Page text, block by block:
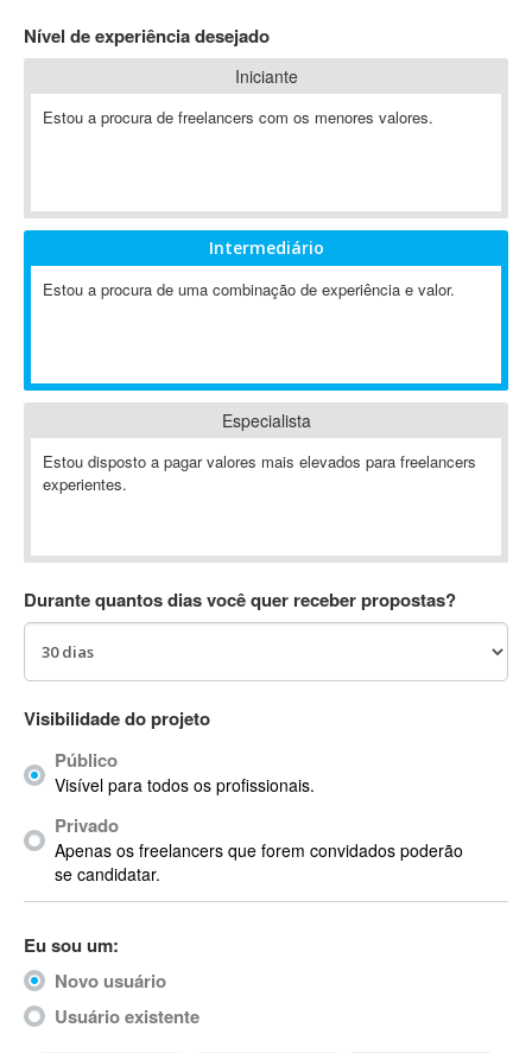
802.11
A-GPS
ABAP
Abaqus
ABBYY FineReader
Ableton
Ableton Push
Abstract
AC3
ACID Pro
ACPI
Acrobat
Acrobat X
Acronis
ACT
Actimize
ActionScript
ActionScript 3
Nível de experiência desejado
Iniciante
Estou a procura de freelancers com os menores valores.
Intermediário
Estou a procura de uma combinação de experiência e valor.
Especialista
Estou disposto a pagar valores mais elevados para freelancers
experientes.
Durante quantos dias você quer receber propostas?
Visibilidade do projeto
Público
Visível para todos os profissionais.
Privado
Apenas os freelancers que forem convidados poderão
se candidatar.
Eu sou um:
Novo usuário
Usuário existente